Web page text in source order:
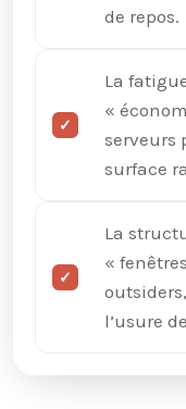
de repos.
La
«
serveurs
surface
La
«
l’usure